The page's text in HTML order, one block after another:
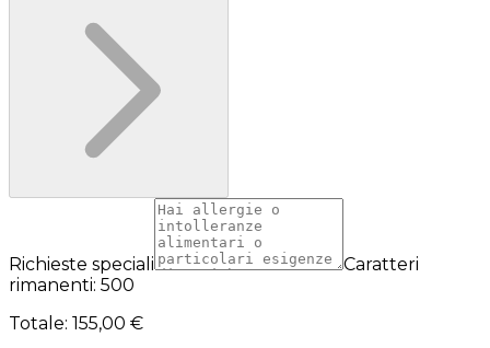
Richieste speciali
Caratteri
rimanenti: 500
Totale: 155,00 €